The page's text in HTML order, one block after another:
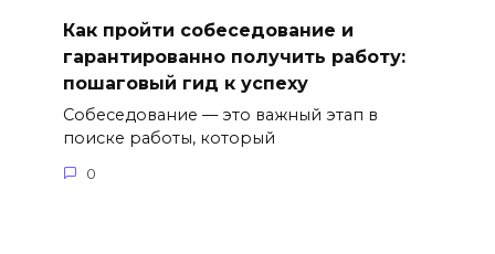
Как пройти собеседование и
гарантированно получить работу:
пошаговый гид к успеху
Собеседование — это важный этап в
поиске работы, который
0